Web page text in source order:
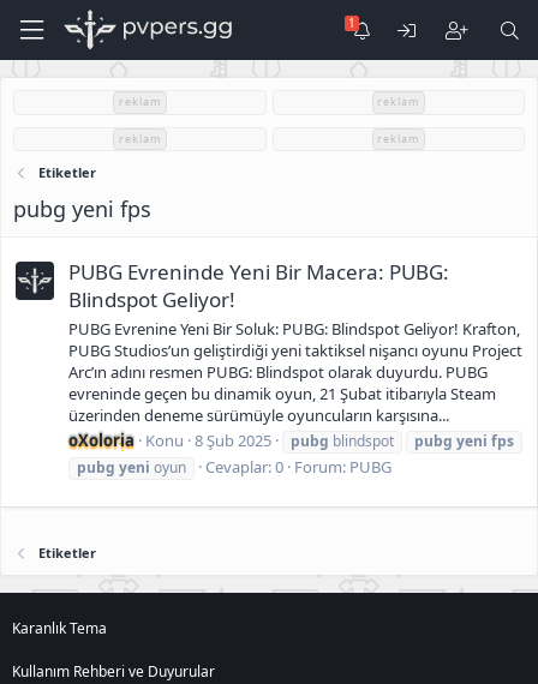
reklam reklam
reklam reklam
Etiketler
pubg yeni fps
PUBG Evreninde Yeni Bir Macera: PUBG:
Blindspot Geliyor!
PUBG Evrenine Yeni Bir Soluk: PUBG: Blindspot Geliyor! Krafton,
PUBG Studios’un geliştirdiği yeni taktiksel nişancı oyunu Project
Arc’ın adını resmen PUBG: Blindspot olarak duyurdu. PUBG
evreninde geçen bu dinamik oyun, 21 Şubat itibarıyla Steam
üzerinden deneme sürümüyle oyuncuların karşısına...
oXoloria Konu 8 Şub 2025 pubg blindspot pubg yeni fps
pubg yeni oyun Cevaplar: 0 Forum: PUBG
Etiketler
Karanlık Tema
Kullanım Rehberi ve Duyurular